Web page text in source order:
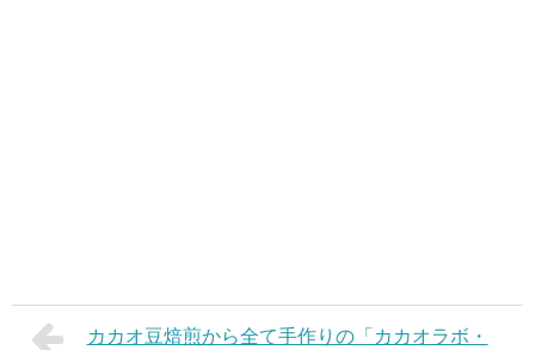
カカオ豆焙煎から全て手作りの「カカオラボ・